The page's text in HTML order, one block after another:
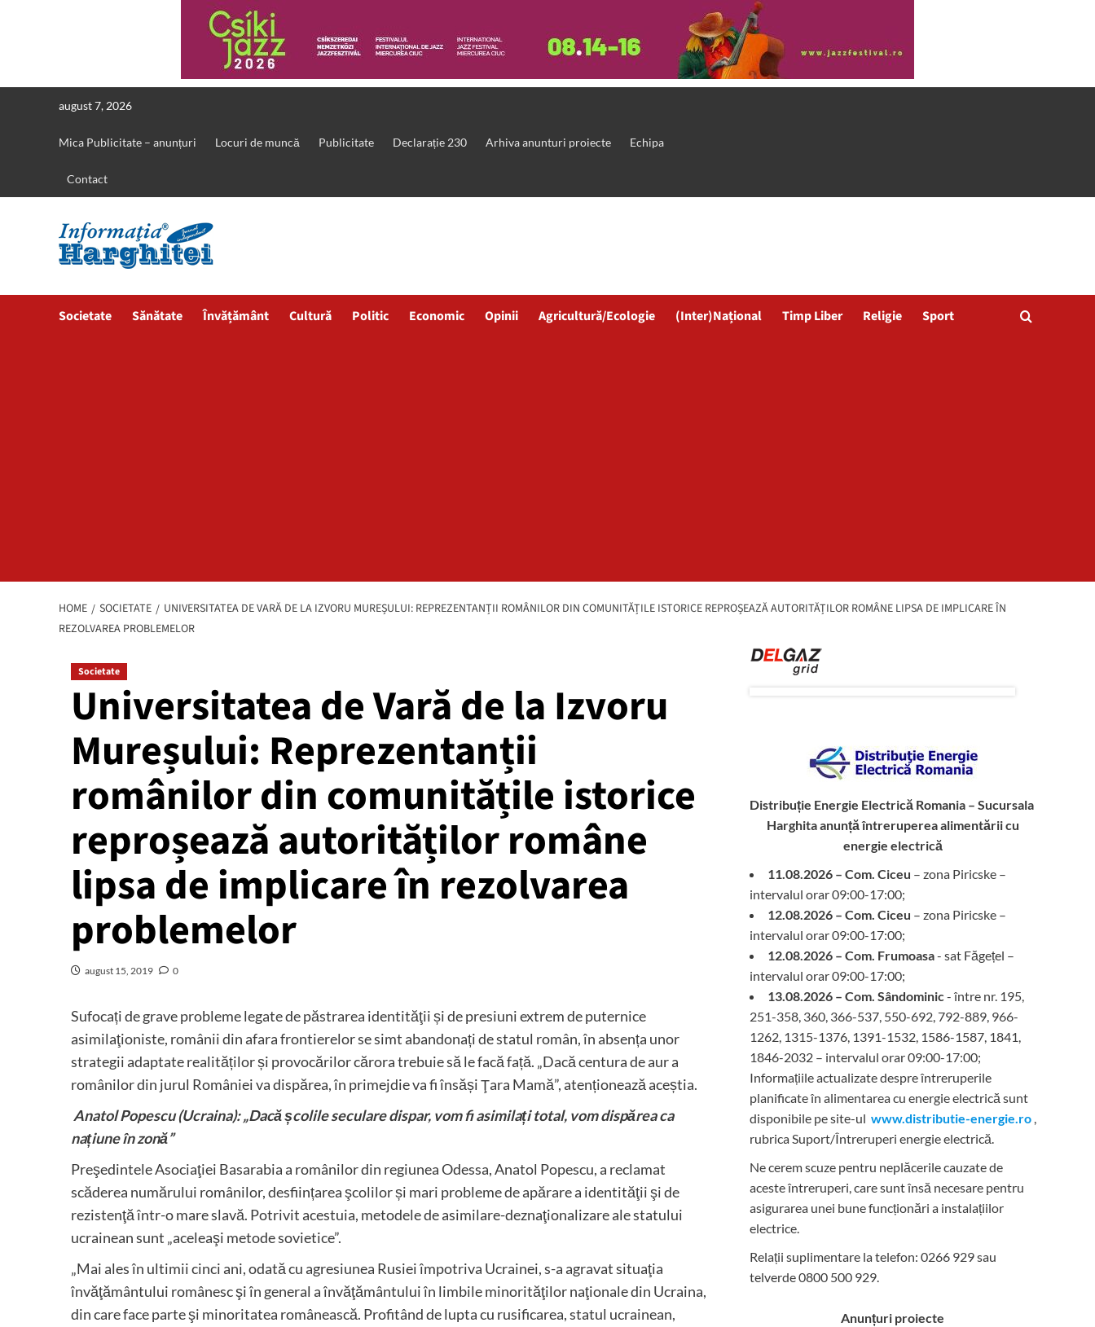
august 7, 2026
Mica Publicitate – anunțuri Locuri de muncă Publicitate Declarație 230 Arhiva anunturi proiecte Echipa
Contact
Societate Sănătate Învățământ Cultură Politic Economic Opinii Agricultură/Ecologie (Inter)Național Timp Liber Religie Sport
HOME SOCIETATE
UNIVERSITATEA DE VARĂ DE LA IZVORU MUREȘULUI: REPREZENTANȚII ROMÂNILOR DIN COMUNITĂȚILE ISTORICE REPROȘEAZĂ AUTORITĂȚILOR ROMÂNE LIPSA DE IMPLICARE ÎN
REZOLVAREA PROBLEMELOR
Societate
Universitatea de Vară de la Izvoru
Mureșului: Reprezentanții
românilor din comunitățile istorice
reproșează autorităților române
lipsa de implicare în rezolvarea
problemelor
august 15, 2019 0
Sufocați de grave probleme legate de păstrarea identităţii și de presiuni extrem de puternice
asimilaţioniste, românii din afara frontierelor se simt abandonați de statul român, în absența unor
strategii adaptate realităților și provocărilor cărora trebuie să le facă față. „Dacă centura de aur a
românilor din jurul României va dispărea, în primejdie va fi însăși Ţara Mamă”, atenționează aceștia.
Anatol Popescu (Ucraina): „Dacă școlile seculare dispar, vom fi asimilați total, vom dispărea ca
națiune în zonă”
Preşedintele Asociaţiei Basarabia a românilor din regiunea Odessa, Anatol Popescu, a reclamat
scăderea numărului românilor, desființarea şcolilor și mari probleme de apărare a identităţii şi de
rezistenţă într-o mare slavă. Potrivit acestuia, metodele de asimilare-deznaţionalizare ale statului
ucrainean sunt „aceleaşi metode sovietice”.
„Mai ales în ultimii cinci ani, odată cu agresiunea Rusiei împotriva Ucrainei, s-a agravat situaţia
învăţământului românesc şi în general a învăţământului în limbile minorităţilor naţionale din Ucraina,
din care face parte şi minoritatea românească. Profitând de lupta cu rusificarea, statul ucrainean,
Distribuție Energie Electrică Romania – Sucursala
Harghitaanunță întreruperea alimentării cu
energie electrică
11.08.2026 – Com. Ciceu – zona Piricske –
intervalul orar 09:00-17:00;
12.08.2026 – Com. Ciceu – zona Piricske –
intervalul orar 09:00-17:00;
12.08.2026 – Com. Frumoasa- sat Făgețel –
intervalul orar 09:00-17:00;
13.08.2026 – Com. Sândominic- între nr. 195,
251-358, 360, 366-537, 550-692, 792-889, 966-
1262, 1315-1376, 1391-1532, 1586-1587, 1841,
1846-2032 – intervalul orar 09:00-17:00;
Informațiile actualizate despre întreruperile
planificate în alimentarea cu energie electrică sunt
disponibile pe site-ul www.distributie-energie.ro ,
rubrica Suport/Întreruperi energie electrică.
Ne cerem scuze pentru neplăcerile cauzate de
aceste întreruperi, care sunt însă necesare pentru
asigurarea unei bune funcționări a instalațiilor
electrice.
Relații suplimentare la telefon: 0266 929 sau
telverde 0800 500 929.
Anunțuri proiecte